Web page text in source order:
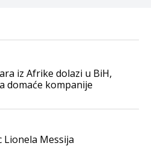
iz Afrike dolazi u BiH,
domaće kompanije
Lionela Messija